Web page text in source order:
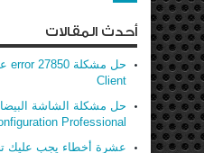
أحدث المقالات
Client
Professional
عشرة أخطاء يجب عليك